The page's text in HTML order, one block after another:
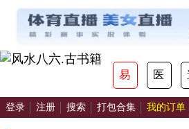
易 医
登录 注册 搜索 打包合集 我的订单